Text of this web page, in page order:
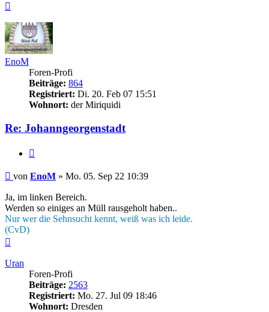
EnoM
Foren-Profi
Beiträge: 864
Registriert: Di. 20. Feb 07 15:51
Wohnort: der Miriquidi
Re: Johanngeorgenstadt
Beitrag
von EnoM » Mo. 05. Sep 22 10:39
Ja, im linken Bereich.
Werden so einiges an Müll rausgeholt haben..
Nur wer die Sehnsucht kennt, weiß was ich leide.
(CvD)
Uran
Foren-Profi
Beiträge: 2563
Registriert: Mo. 27. Jul 09 18:46
Wohnort: Dresden